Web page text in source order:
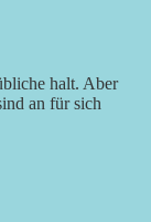
halt. Aber
an für sich